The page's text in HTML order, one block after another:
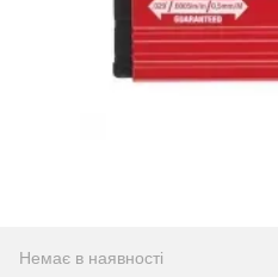
Немає в наявності